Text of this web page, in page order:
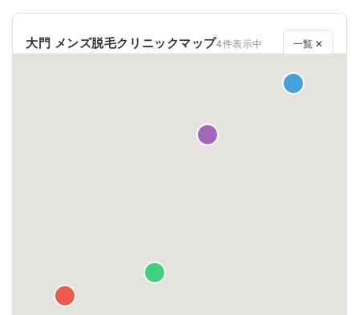
大門 メンズ脱毛クリニックマップ4件表示中 一覧 ✕